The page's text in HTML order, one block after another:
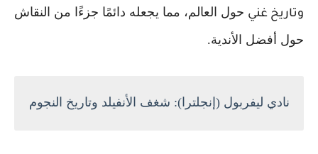
وتاريخ غني حول العالم، مما يجعله دائمًا جزءًا من النقاش
حول أفضل الأندية.
نادي ليفربول (إنجلترا): شغف الأنفيلد وتاريخ النجوم